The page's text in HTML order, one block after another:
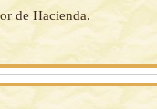
de Hacienda.